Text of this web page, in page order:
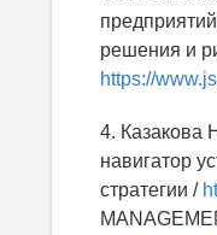
решения и
https://
4. Казакова
навигатор
стратегии /